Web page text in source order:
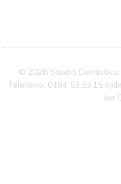
© 2026 Studio Dentistico
Telefono: 0184 53.53.15
Iva